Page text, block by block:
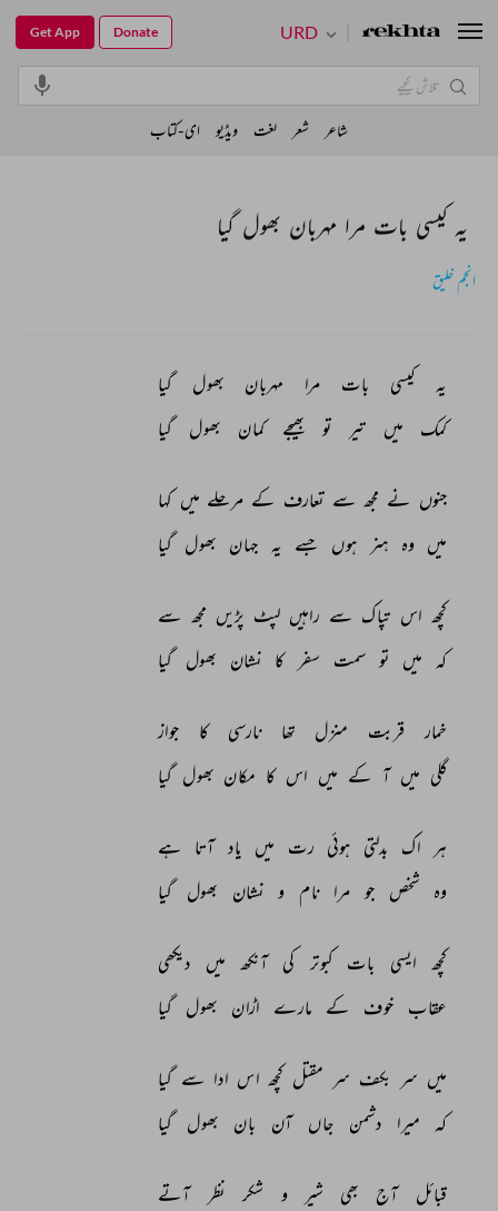
یہ کیسی بات مرا مہربان بھول گیا
انجم خلیق
یہ کیسی بات مرا مہربان بھول
گیا
کمک
میں تیر تو بھیجے کمان بھول گیا
جنوں نے مجھ سے تعارف کے مرحلے میں کہا
میں وہ ہنر ہوں جسے یہ جہان بھول گیا
کچھ اس تپاک سے راہیں لپٹ پڑیں مجھ سے
کہ میں تو سمت سفر کا نشان بھول گیا
خمار قربت منزل تھا نارسی کا
جواز
گلی میں آ کے میں اس کا مکان بھول گیا
ہر اک بدلتی ہوئی رت میں یاد آتا ہے
وہ
شخص جو مرا نام و نشان بھول گیا
کچھ ایسی بات کبوتر کی آنکھ میں
دیکھی
عقاب خوف کے مارے اڑان بھول گیا
میں سر بکف سر مقتل کچھ اس ادا سے گیا
کہ
میرا دشمن جاں آن بان بھول گیا
قبائل آج بھی شیر و شکر نظر
آتے
URD
Get App Donate
شاعر شعر لغت ویڈیو ای-کتاب